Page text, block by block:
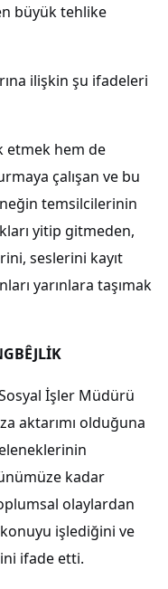
büyük tehlike
ilişkin şu ifadeleri
etmek hem de
çalışan ve bu
temsilcilerinin
yitip gitmeden,
seslerini kayıt
yarınlara taşımak
İşler Müdürü
aktarımı olduğuna
kadar
olaylardan
işlediğini ve
ifade etti.